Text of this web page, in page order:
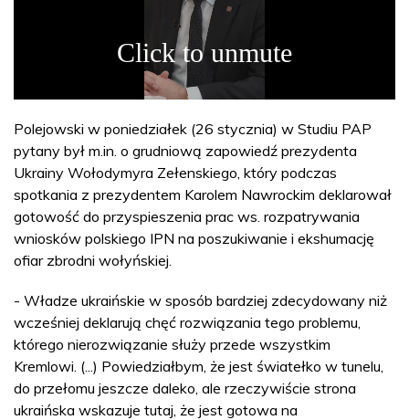
Polejowski w poniedziałek (26 stycznia) w Studiu PAP
pytany był m.in. o grudniową zapowiedź prezydenta
Ukrainy Wołodymyra Zełenskiego, który podczas
spotkania z prezydentem Karolem Nawrockim deklarował
gotowość do przyspieszenia prac ws. rozpatrywania
wniosków polskiego IPN na poszukiwanie i ekshumację
ofiar zbrodni wołyńskiej.
- Władze ukraińskie w sposób bardziej zdecydowany niż
wcześniej deklarują chęć rozwiązania tego problemu,
którego nierozwiązanie służy przede wszystkim
Kremlowi. (...) Powiedziałbym, że jest światełko w tunelu,
do przełomu jeszcze daleko, ale rzeczywiście strona
ukraińska wskazuje tutaj, że jest gotowa na